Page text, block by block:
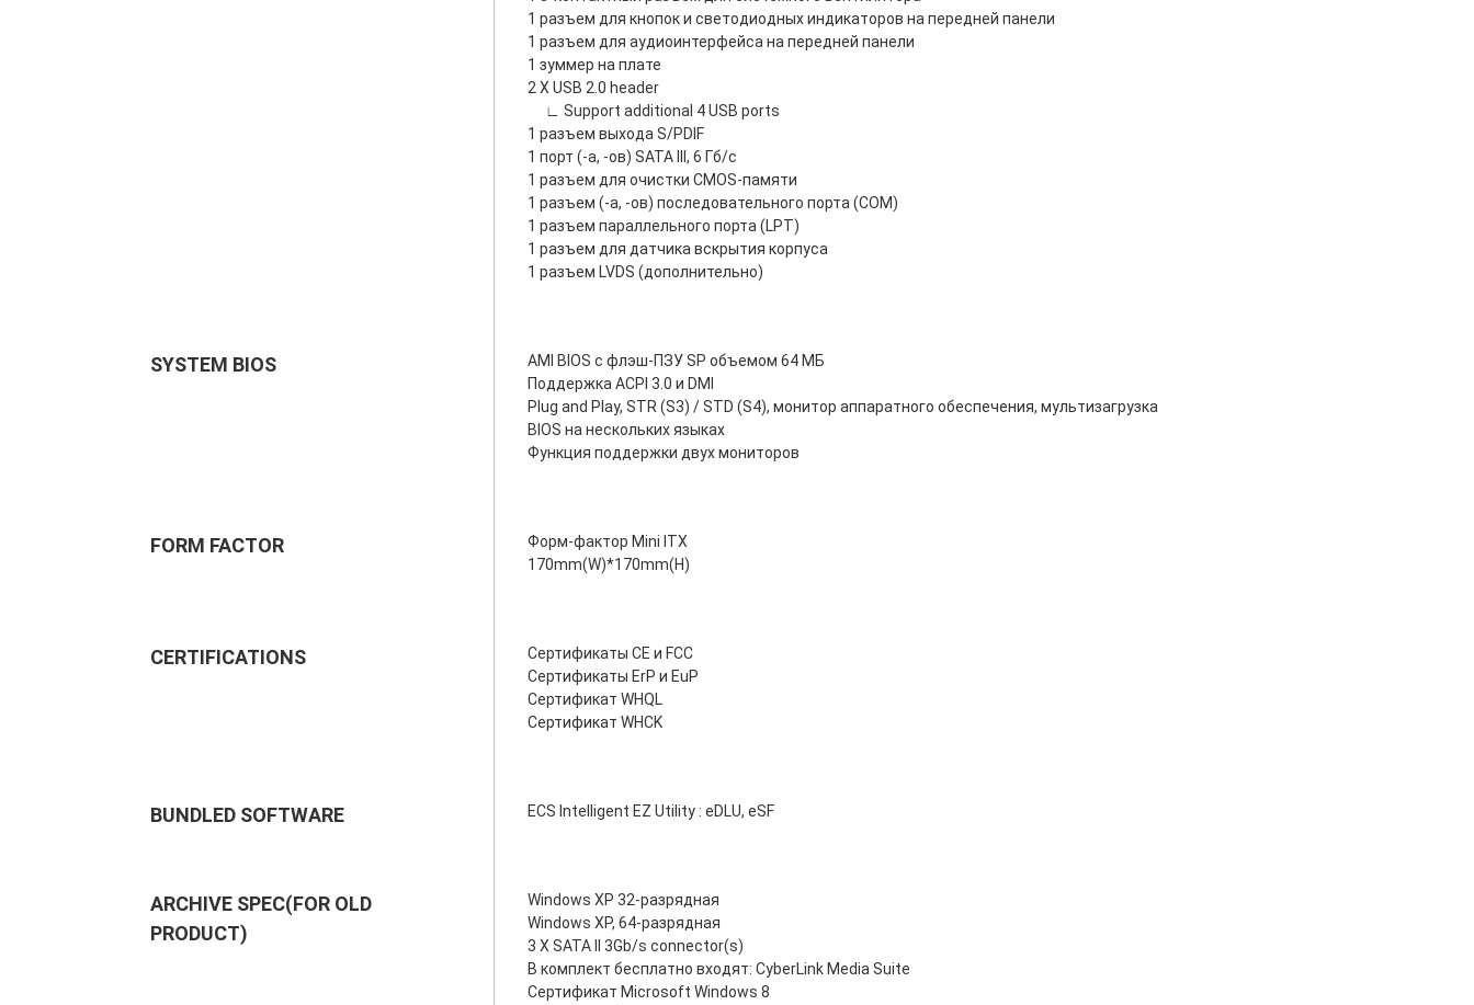
1 разъем для кнопок и светодиодных индикаторов на передней панели
1 разъем для аудиоинтерфейса на передней панели
1 зуммер на плате
2 X USB 2.0 header
∟ Support additional 4 USB ports
1 разъем выхода S/PDIF
1 порт (-а, -ов) SATA III, 6 Гб/с
1 разъем для очистки CMOS-памяти
1 разъем (-а, -ов) последовательного порта (COM)
1 разъем параллельного порта (LPT)
1 разъем для датчика вскрытия корпуса
1 разъем LVDS (дополнительно)
SYSTEM BIOS
AMI BIOS с флэш-ПЗУ SP объемом 64 МБ
Поддержка ACPI 3.0 и DMI
Plug and Play, STR (S3) / STD (S4), монитор аппаратного обеспечения, мультизагрузка
BIOS на нескольких языках
Функция поддержки двух мониторов
FORM FACTOR
Форм-фактор Mini ITX
170mm(W)*170mm(H)
CERTIFICATIONS
Сертификаты CE и FCC
Сертификаты ErP и EuP
Сертификат WHQL
Сертификат WHCK
BUNDLED SOFTWARE ECS Intelligent EZ Utility : eDLU, eSF
ARCHIVE SPEC(FOR OLD
PRODUCT)
Windows XP 32-разрядная
Windows XP, 64-разрядная
3 X SATA II 3Gb/s connector(s)
В комплект бесплатно входят: CyberLink Media Suite
Сертификат Microsoft Windows 8